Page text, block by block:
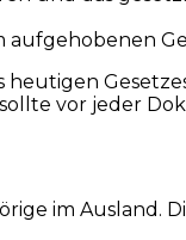
vor jeder
im Ausland.